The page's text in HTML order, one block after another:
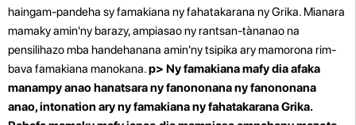
haingam-pandeha sy famakiana ny fahatakarana ny Grika. Mianara
mamaky amin'ny barazy, ampiasao ny rantsan-tànanao na
pensilihazo mba handehanana amin'ny tsipika ary mamorona rim-
bava famakiana manokana.p> Ny famakiana mafy dia afaka
manampy anao hanatsara ny fanononana ny fanononana
anao, intonation ary ny famakiana ny fahatakarana Grika.